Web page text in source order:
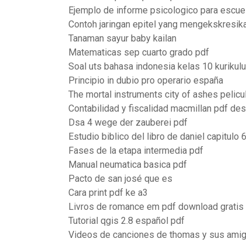
Ejemplo de informe psicologico para
Contoh jaringan epitel yang
Tanaman sayur baby kailan
Matematicas sep cuarto grado pdf
Soal uts bahasa indonesia kelas 10
Principio in dubio pro operario españa
The mortal instruments city of ashes
Contabilidad y fiscalidad macmillan pdf
Dsa 4 wege der zauberei pdf
Estudio biblico del libro de daniel capitulo 6
Fases de la etapa intermedia pdf
Manual neumatica basica pdf
Pacto de san josé que es
Cara print pdf ke a3
Livros de romance em pdf download gratis
Tutorial qgis 2.8 español pdf
Videos de canciones de thomas y sus